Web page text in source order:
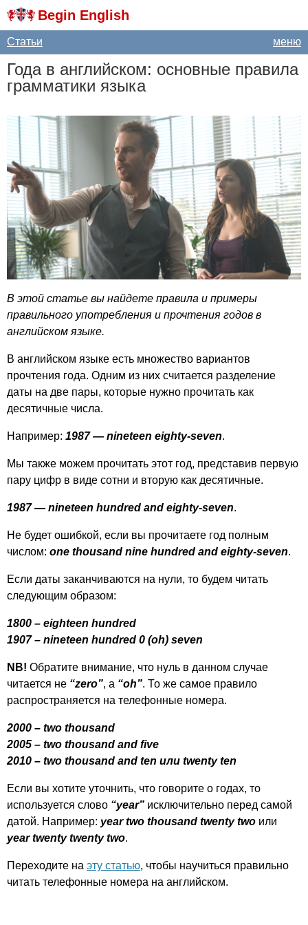
Begin English
меню
Статьи
Года в английском: основные правила
грамматики языка
В этой статье вы найдете правила и примеры
правильного употребления и прочтения годов в
английском языке.
В английском языке есть множество вариантов
прочтения года. Одним из них считается разделение
даты на две пары, которые нужно прочитать как
десятичные числа.
Например: 1987 — nineteen eighty-seven.
Мы также можем прочитать этот год, представив первую
пару цифр в виде сотни и вторую как десятичные.
1987 — nineteen hundred and eighty-seven.
Не будет ошибкой, если вы прочитаете год полным
числом: one thousand nine hundred and eighty-seven.
Если даты заканчиваются на нули, то будем читать
следующим образом:
1800 – eighteen hundred
1907 – nineteen hundred 0 (oh) seven
NB! Обратите внимание, что нуль в данном случае
читается не “zero”, а “oh”. То же самое правило
распространяется на телефонные номера.
2000 – two thousand
2005 – two thousand and five
2010 – two thousand and ten или twenty ten
Если вы хотите уточнить, что говорите о годах, то
используется слово “year” исключительно перед самой
датой. Например: year two thousand twenty two или
year twenty twenty two.
Переходите на эту статью, чтобы научиться правильно
читать телефонные номера на английском.